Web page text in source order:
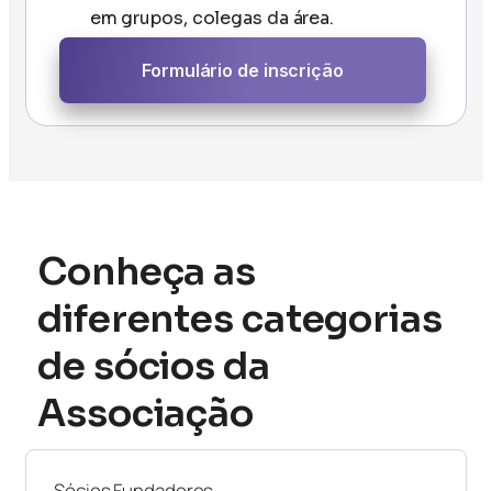
em grupos, colegas da área.
Formulário de inscrição
Conheça as
diferentes categorias
de sócios da
Associação